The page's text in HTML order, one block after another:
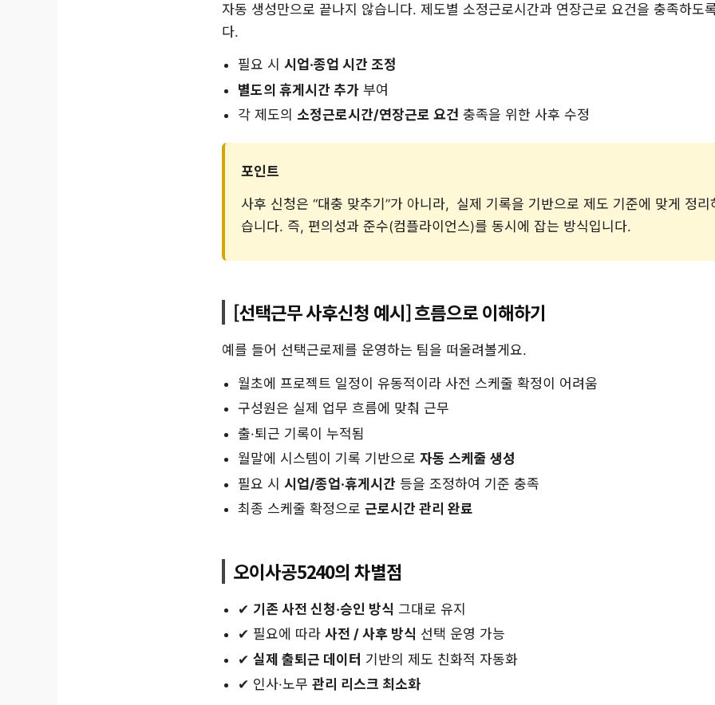
자동 생성만으로 끝나지 않습니다. 제도별 소정근로시간과 연장근로 요건을 충족하도
다.
필요 시시업·종업 시간 조정
별도의 휴게시간 추가 부여
각 제도의 소정근로시간/연장근로 요건 충족을 위한 사후 수정
포인트
사후 신청은 “대충 맞추기”가 아니라, 실제 기록을 기반으로 제도 기준에 맞게 정리
습니다. 즉, 편의성과 준수(컴플라이언스)를 동시에 잡는 방식입니다.
[선택근무 사후신청 예시] 흐름으로 이해하기
예를 들어 선택근로제를 운영하는 팀을 떠올려볼게요.
월초에 프로젝트 일정이 유동적이라 사전 스케줄 확정이 어려움
구성원은 실제 업무 흐름에 맞춰 근무
출·퇴근 기록이 누적됨
월말에 시스템이 기록 기반으로자동 스케줄 생성
필요 시시업/종업·휴게시간 등을 조정하여 기준 충족
최종 스케줄 확정으로근로시간 관리 완료
오이사공5240의 차별점
✔ 기존 사전 신청·승인 방식 그대로 유지
✔ 필요에 따라사전 / 사후 방식 선택 운영 가능
✔실제 출퇴근 데이터 기반의 제도 친화적 자동화
✔ 인사·노무관리 리스크 최소화